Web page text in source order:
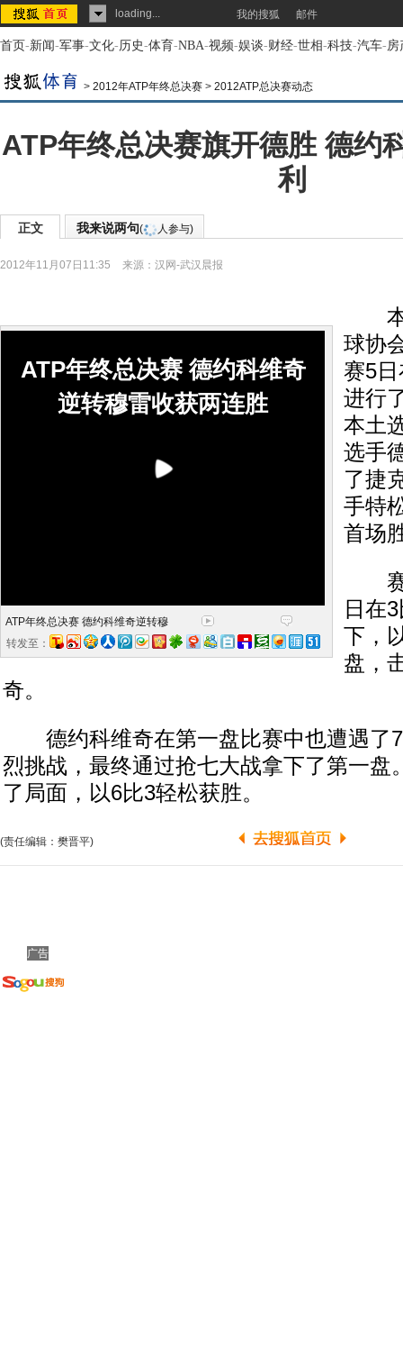
loading... 我的搜狐 邮件
首页-新闻-军事-文化-历史-体育-NBA-视频-娱谈-财经-世相-科技-汽车-房
> 2012年ATP年终总决赛 > 2012ATP总决赛动态
ATP年终总决赛旗开德胜 德约
利
正文 我来说两句( 人参与)
2012年11月07日11:35 来源： 汉网-武汉晨报
ATP年终总决赛 德约科维奇
逆转穆雷收获两连胜
ATP年终总决赛 德约科维奇逆转穆
转发至：
本
球协
赛5
进行
本土
选手
了捷
手特
首场
赛
日在
下，
盘，
奇。
德约科维奇在第一盘比赛中也遭遇了7
烈挑战，最终通过抢七大战拿下了第一盘
了局面，以6比3轻松获胜。
(责任编辑：樊晋平)
广告